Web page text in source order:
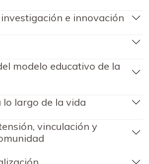
e innovación
modelo educativo de la
lo largo de la vida
vinculación y